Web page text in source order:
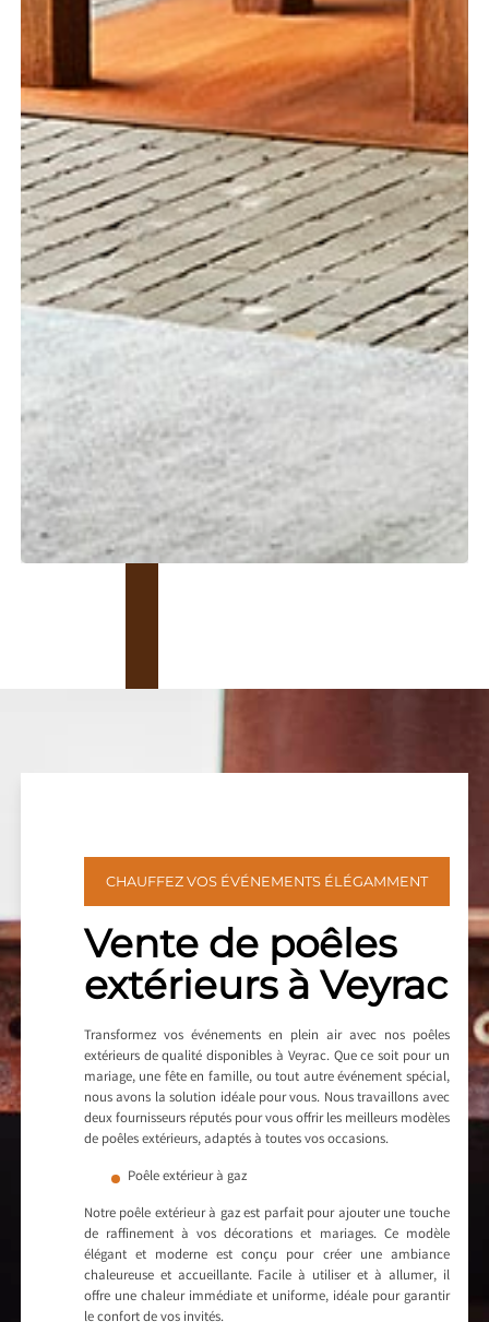
CHAUFFEZ VOS ÉVÉNEMENTS ÉLÉGAMMENT
Vente de poêles
extérieurs à Veyrac
Transformez vos événements en plein air avec nos poêles
extérieurs de qualité disponibles à Veyrac. Que ce soit pour un
mariage, une fête en famille, ou tout autre événement spécial,
nous avons la solution idéale pour vous. Nous travaillons avec
deux fournisseurs réputés pour vous offrir les meilleurs modèles
de poêles extérieurs, adaptés à toutes vos occasions.
Poêle extérieur à gaz
Notre poêle extérieur à gaz est parfait pour ajouter une touche
de raffinement à vos décorations et mariages. Ce modèle
élégant et moderne est conçu pour créer une ambiance
chaleureuse et accueillante. Facile à utiliser et à allumer, il
offre une chaleur immédiate et uniforme, idéale pour garantir